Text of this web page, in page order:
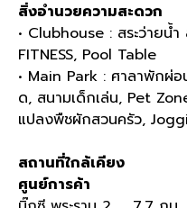
สิ่งอำนวยความสะดวก
• Clubhouse : สระว่ายนํ้า
FITNESS, Pool Table
• Main Park : ศาลาพักผ่
ด, สนามเด็กเล่น, Pet
แปลงพืชผักสวนครัว,
สถานที่ใกล้เคียง
ศูนย์การค้า